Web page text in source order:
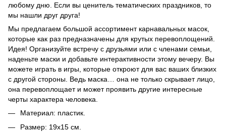
любому дню. Если вы ценитель тематических праздников, то
мы нашли друг друга!
Мы предлагаем большой ассортимент карнавальных масок,
которые как раз предназначены для крутых перевоплощений.
Идея! Организуйте встречу с друзьями или с членами семьи,
наденьте маски и добавьте интерактивности этому вечеру. Вы
можете играть в игры, которые откроют для вас ваших близких
с другой стороны. Ведь маска… она не только скрывает лицо,
она перевоплощает и может проявить другие интересные
черты характера человека.
Материал: пластик.
Размер: 19х15 см.